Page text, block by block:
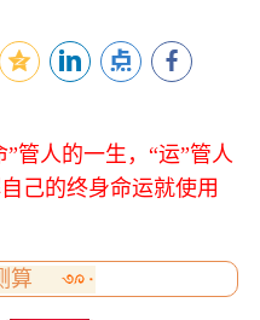
管人的一生，“运”管人
己的终身命运就使用
算